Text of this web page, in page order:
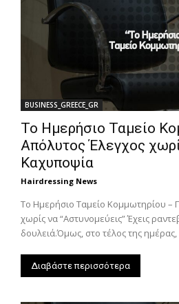
BUSINESS_GREECE_GR
Το Ημερήσιο Ταμείο
Απόλυτος Έλεγχος
Καχυποψία
Hairdressing News
Το Ημερήσιο Ταμείο Κομμωτηρίου –
χωρίς να “Αστυνομεύεις” Έχεις
δουλειά.Όμως, στο τέλος της ημέρας,
Διαβάστε περισσότερα